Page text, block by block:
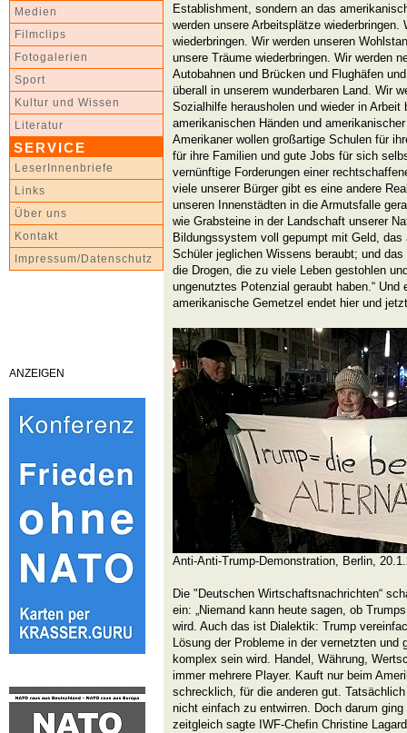
Medien
Filmclips
Fotogalerien
Sport
Kultur und Wissen
Literatur
SERVICE
LeserInnenbriefe
Links
Über uns
Kontakt
Impressum/Datenschutz
ANZEIGEN
Establishment, sondern an das
werden unsere Arbeitsplätze wiederbringen.
wiederbringen. Wir werden unseren
unsere Träume wiederbringen. Wir werden
Autobahnen und Brücken und Flughäfen
überall in unserem wunderbaren Land. Wir
Sozialhilfe herausholen und wieder in
amerikanischen Händen und
Amerikaner wollen großartige Schulen für
für ihre Familien und gute Jobs für sich
vernünftige Forderungen einer
viele unserer Bürger gibt es eine andere
unseren Innenstädten in die Armutsfalle
wie Grabsteine in der Landschaft unserer
Bildungssystem voll gepumpt mit Geld, das
Schüler jeglichen Wissens beraubt; und
die Drogen, die zu viele Leben gestohlen
ungenutztes Potenzial geraubt haben.“ Und
amerikanische Gemetzel endet hier und
Anti-Anti-Trump-Demonstration, Berlin,
Die "Deutschen Wirtschaftsnachrichten“
ein: „Niemand kann heute sagen, ob
wird. Auch das ist Dialektik: Trump
Lösung der Probleme in der vernetzten und
komplex sein wird. Handel, Währung,
immer mehrere Player. Kauft nur beim
schrecklich, für die anderen gut.
nicht einfach zu entwirren. Doch darum
zeitgleich sagte IWF-Chefin Christine